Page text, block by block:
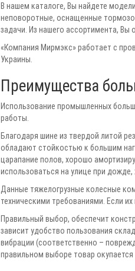
В нашем каталоге, Вы найдете
неповоротные, оснащенные
задачи. Из нашего ассортимента,
«Компания Мирмэкс» работает с
Украины.
Преимущества
Использование промышленных
работы.
Благодаря шине из твердой литой
обладают стойкостью к большим
царапание полов, хорошо
использоваться на улице при
Данные тяжелогрузные колесные
техническими требованиями. Если
Правильный выбор, обеспечит
зависит удобство пользования
вибрации (соответственно –
правильном выборе товар